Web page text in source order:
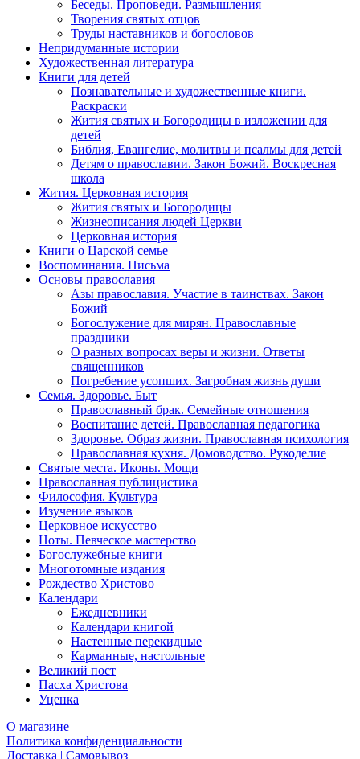
Беседы. Проповеди. Размышления
Творения святых отцов
Труды наставников и богословов
Непридуманные истории
Художественная литература
Книги для детей
Познавательные и художественные книги.
Раскраски
Жития святых и Богородицы в изложении для
детей
Библия, Евангелие, молитвы и псалмы для детей
Детям о православии. Закон Божий. Воскресная
школа
Жития. Церковная история
Жития святых и Богородицы
Жизнеописания людей Церкви
Церковная история
Книги о Царской семье
Воспоминания. Письма
Основы православия
Азы православия. Участие в таинствах. Закон
Божий
Богослужение для мирян. Православные
праздники
О разных вопросах веры и жизни. Ответы
священников
Погребение усопших. Загробная жизнь души
Семья. Здоровье. Быт
Православный брак. Семейные отношения
Воспитание детей. Православная педагогика
Здоровье. Образ жизни. Православная психология
Православная кухня. Домоводство. Рукоделие
Святые места. Иконы. Мощи
Православная публицистика
Философия. Культура
Изучение языков
Церковное искусство
Ноты. Певческое мастерство
Богослужебные книги
Многотомные издания
Рождество Христово
Календари
Ежедневники
Календари книгой
Настенные перекидные
Карманные, настольные
Великий пост
Пасха Христова
Уценка
О магазине
Политика конфиденциальности
Доставка | Самовывоз